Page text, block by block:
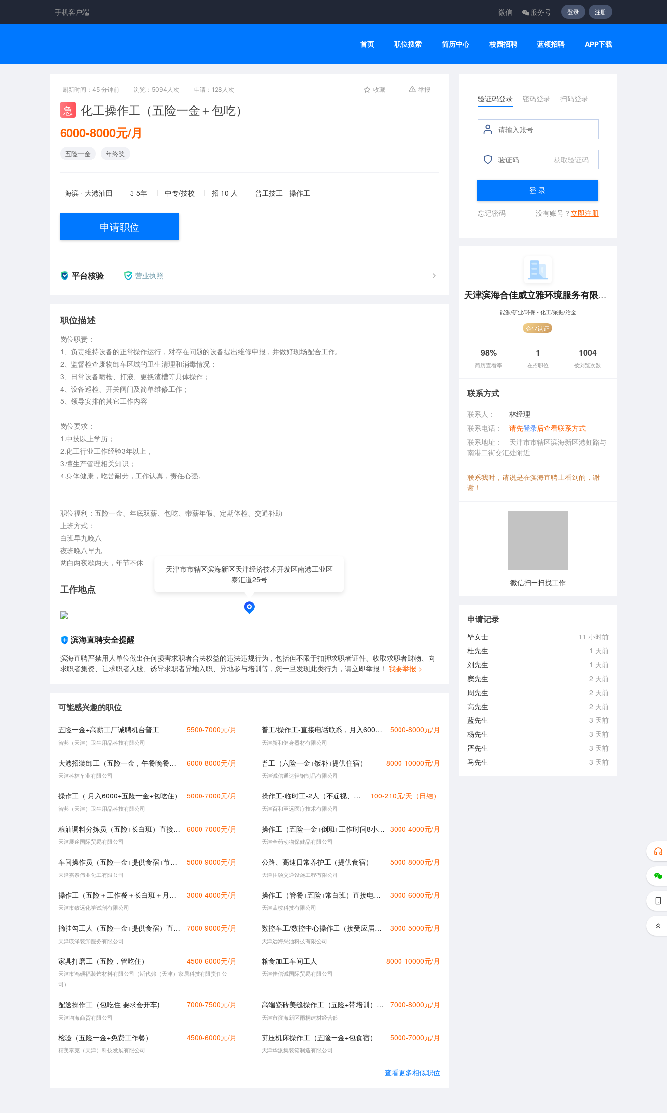
手机客户端 微信 服务号 登录 注册
首页 职位搜索 简历中心 校园招聘 蓝领招聘 APP下载
刷新时间：45 分钟前 浏览：5094人次 申请：128人次 收藏 举报
急 化工操作工（五险一金＋包吃）
6000-8000元/月
五险一金 年终奖
海滨 · 大港油田 3-5年 中专/技校 招 10 人 普工技工 - 操作工
申请职位
平台核验 营业执照
职位描述
岗位职责：
1、负责维持设备的正常操作运行，对存在问题的设备提出维修申报，并做好现场配合工作。
2、监督检查废物卸车区域的卫生清理和消毒情况；
3、日常设备喷枪、打液、更换渣槽等具体操作；
4、设备巡检、开关阀门及简单维修工作；
5、领导安排的其它工作内容
岗位要求：
1.中技以上学历；
2.化工行业工作经验3年以上，
3.懂生产管理相关知识；
4.身体健康，吃苦耐劳，工作认真，责任心强。
职位福利：五险一金、年底双薪、包吃、带薪年假、定期体检、交通补助
上班方式：
白班早九晚八
夜班晚八早九
两白两夜歇两天，年节不休
工作地点
天津市市辖区滨海新区天津经济技术开发区南港工业区
泰汇道25号
滨海直聘安全提醒
滨海直聘严禁用人单位做出任何损害求职者合法权益的违法违规行为，包括但不限于扣押求职者证件、收取求职者财物、向
求职者集资、让求职者入股、诱导求职者异地入职、异地参与培训等，您一旦发现此类行为，请立即举报！ 我要举报 >
可能感兴趣的职位
五险一金+高薪工厂诚聘机台普工 5500-7000元/月
智邦（天津）卫生用品科技有限公司
普工/操作工-直接电话联系，月入6000（五险一金+提供食宿） 5000-8000元/月
天津新和健身器材有限公司
大港招装卸工（五险一金，午餐晚餐免费、员工宿舍（4人/间，有空调热水器）） 6000-8000元/月
天津科林车业有限公司
普工（六险一金+饭补+提供住宿） 8000-10000元/月
天津诚信通达轻钢制品有限公司
操作工（ 月入6000+五险一金+包吃住） 5000-7000元/月
智邦（天津）卫生用品科技有限公司
操作工-临时工-2人（不近视、不眼花） 100-210元/天（日结）
天津百和至远医疗技术有限公司
粮油调料分拣员（五险+长白班）直接电话联系 6000-7000元/月
天津展途国际贸易有限公司
操作工（五险一金+倒班+工作时间8小时+工作轻松） 3000-4000元/月
天津全药动物保健品有限公司
车间操作员（五险一金+提供食宿+节日福利） 5000-9000元/月
天津嘉泰伟业化工有限公司
公路、高速日常养护工（提供食宿） 5000-8000元/月
天津佳硕交通设施工程有限公司
操作工（五险＋工作餐＋长白班＋月休四天） 3000-4000元/月
天津市致远化学试剂有限公司
操作工（管餐+五险+常白班）直接电话联系 3000-6000元/月
天津蓝桉科技有限公司
摘挂勾工人（五险一金+提供食宿）直接电话联系 7000-9000元/月
天津瑛泽装卸服务有限公司
数控车工/数控中心操作工（接受应届毕业生） 3000-5000元/月
天津远海采油科技有限公司
家具打磨工（五险，管吃住） 4500-6000元/月
天津市鸿硕福装饰材料有限公司（斯代弗（天津）家居科技有限责任公
司）
粮食加工车间工人 8000-10000元/月
天津佳信诚国际贸易有限公司
配送操作工（包吃住 要求会开车) 7000-7500元/月
天津均海商贸有限公司
高端瓷砖美缝操作工（五险+带培训）直接电话联系 7000-8000元/月
天津市滨海新区雨桐建材经营部
检验（五险一金+免费工作餐） 4500-6000元/月
精美泰克（天津）科技发展有限公司
剪压机床操作工（五险一金+包食宿） 5000-7000元/月
天津华派集装箱制造有限公司
查看更多相似职位
验证码登录 密码登录 扫码登录
获取验证码
登 录
忘记密码 没有账号？ 立即注册
天津滨海合佳威立雅环境服务有限公司
能源/矿业/环保 - 化工/采掘/冶金
企业认证
98%
简历查看率
1
在招职位
1004
被浏览次数
联系方式
联系人：
林经理
联系电话：
请先登录后查看联系方式
联系地址：
天津市市辖区滨海新区港虹路与
南港二街交汇处附近
联系我时，请说是在滨海直聘上看到的，谢
谢！
微信扫一扫找工作
申请记录
毕女士
11 小时前
杜先生
1 天前
刘先生
1 天前
窦先生
2 天前
周先生
2 天前
高先生
2 天前
蓝先生
3 天前
杨先生
3 天前
严先生
3 天前
马先生
3 天前